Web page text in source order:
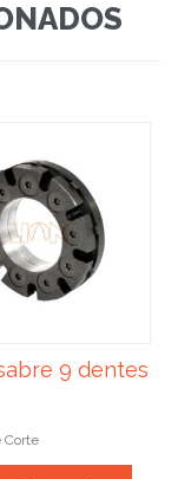
9 dentes
Corte